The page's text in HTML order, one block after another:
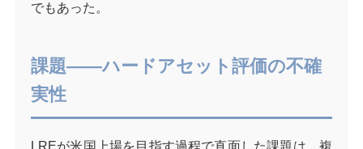
でもあった。
課題——ハードアセット評価の不確
実性